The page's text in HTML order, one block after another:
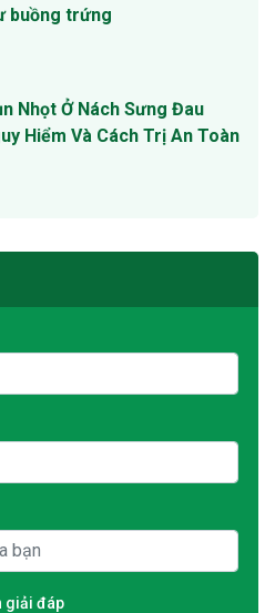
buồng trứng
Nhọt Ở Nách Sưng Đau
Hiểm Và Cách Trị An Toàn
giải đáp